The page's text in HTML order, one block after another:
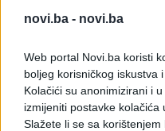
novi.ba - novi.ba
Web portal Novi.ba koristi
boljeg korisničkog iskustva
Kolačići su anonimizirani i
izmijeniti postavke kolačića
Slažete li se sa korištenjem
dejó a Italia
https://
— Tiempo De Tenis